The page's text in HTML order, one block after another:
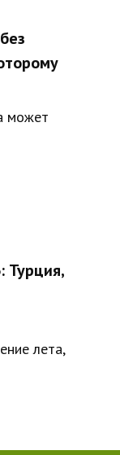
может
Турция,
лета,